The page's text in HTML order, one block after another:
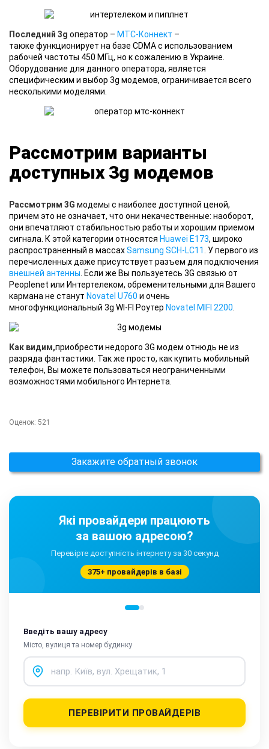
Последний 3g оператор – МТС-Коннект –
также функционирует на базе CDMA с использованием
рабочей частоты 450 МГц, но к сожалению в Украине.
Оборудование для данного оператора, является
специфическим и выбор 3g модемов, ограничивается всего
несколькими моделями.
Рассмотрим варианты
доступных 3g модемов
Рассмотрим 3G модемы с наиболее доступной ценой,
причем это не означает, что они некачественные: наоборот,
они впечатляют стабильностью работы и хорошим приемом
сигнала. К этой категории относятся Huawei E173, широко
распространенный в массахSamsung SCH-LC11
. У первого из
перечисленных даже присутствует разъем для подключения
внешней антенны . Если же Вы пользуетесь 3G связью от
Peoplenet или Интертелеком, обременительными для Вашего
кармана не станут Novatel U760 и очень
многофункциональный 3g WI-FI Роутер Novatel MIFI 2200
Как видим,приобрести недорого 3G модем отнюдь не из
разряда фантастики. Так же просто, как купить мобильный
телефон, Вы можете пользоваться неограниченными
возможностями мобильного Интернета.
Оценок: 521
Закажите обратный звонок
Які провайдери працюють
за вашою адресою?
Перевірте доступність інтернету за 30 секунд
375+ провайдерів в базі
Введіть вашу адресу
Місто, вулиця та номер будинку
ПЕРЕВІРИТИ ПРОВАЙДЕРІВ